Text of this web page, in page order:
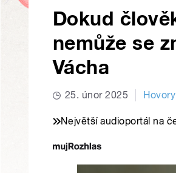
Dokud
nemůže se
Vácha
25. únor 2025 Hovory
Největší audioportál na